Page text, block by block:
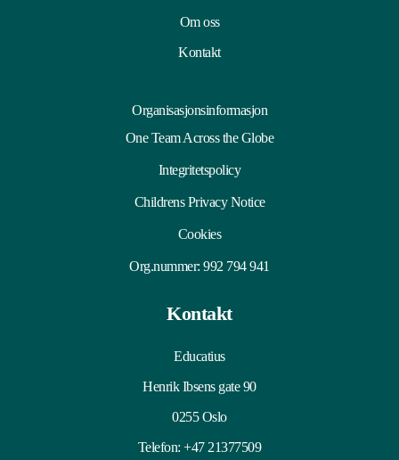
Om oss
Kontakt
Organisasjonsinformasjon
One Team Across the Globe
Integritetspolicy
Childrens Privacy Notice
Cookies
Org.nummer: 992 794 941
Kontakt
Educatius
Henrik Ibsens gate 90
0255 Oslo
Telefon:+47 21377509